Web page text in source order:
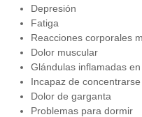
Depresión
Fatiga
Reacciones corporales
Dolor muscular
Glándulas inflamadas
Incapaz de concentrarse
Dolor de garganta
Problemas para dormir